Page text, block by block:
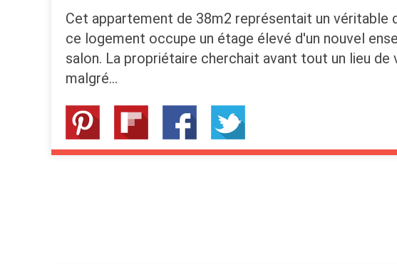
Cet appartement de 38m2 représentait un véritable
ce logement occupe un étage élevé d'un nouvel
salon. La propriétaire cherchait avant tout un lieu
malgré…